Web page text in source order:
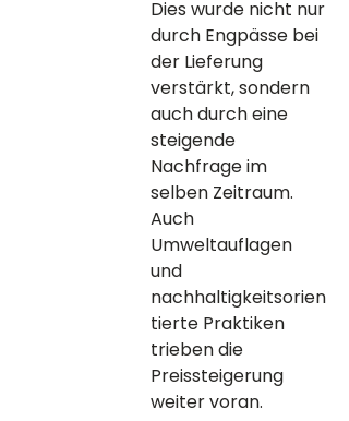
Dies wurde nicht nur
durch Engpässe bei
der Lieferung
verstärkt, sondern
auch durch eine
steigende
Nachfrage im
selben Zeitraum.
Auch
Umweltauflagen
und
nachhaltigkeitsorien
tierte Praktiken
trieben die
Preissteigerung
weiter voran.